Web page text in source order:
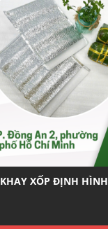
KHAY XỐP ĐỊNH HÌNH